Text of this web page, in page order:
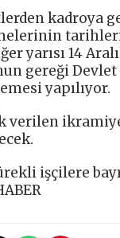
kadroya
tarihleri
yarısı 14
gereği
yapılıyor.
verilen
işçilere